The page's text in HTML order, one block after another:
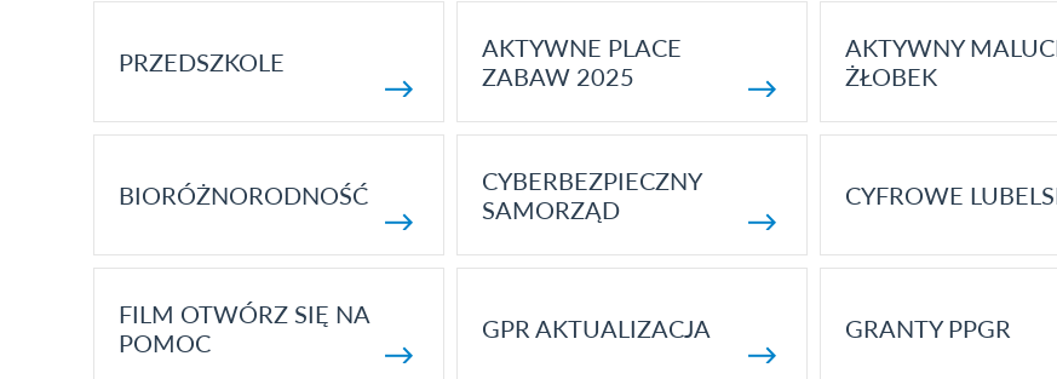
PRZEDSZKOLE
AKTYWNE PLACE
ZABAW 2025
AKTYWNY
ŻŁOBEK
BIORÓŻNORODNOŚĆ
CYBERBEZPIECZNY
SAMORZĄD
CYFROWE
FILM OTWÓRZ SIĘ NA
POMOC
GPR AKTUALIZACJA GRANTY PPGR